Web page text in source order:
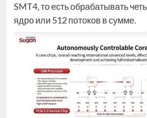
SMT4, то есть обрабатывать
ядро или 512 потоков в сумме.